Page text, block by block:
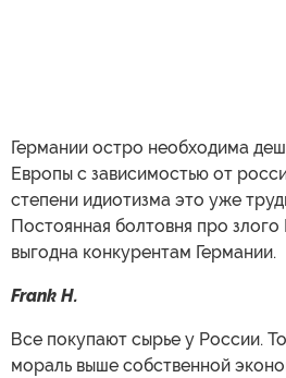
Германии остро необходима
Европы с зависимостью от
степени идиотизма это уже
Постоянная болтовня про
выгодна конкурентам Германии.
Frank H.
Все покупают сырье у России.
мораль выше собственной